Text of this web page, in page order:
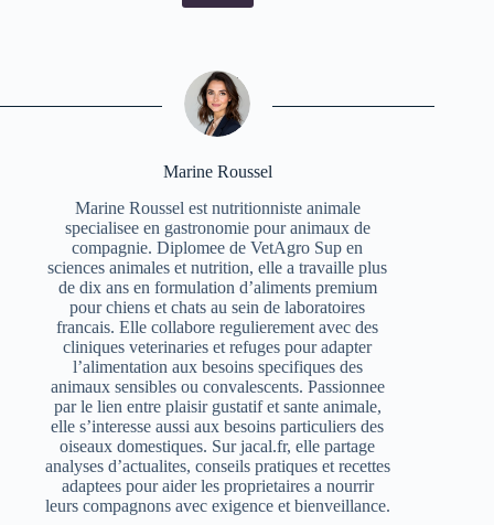
Marine Roussel
Marine Roussel est nutritionniste animale
specialisee en gastronomie pour animaux de
compagnie. Diplomee de VetAgro Sup en
sciences animales et nutrition, elle a travaille plus
de dix ans en formulation d’aliments premium
pour chiens et chats au sein de laboratoires
francais. Elle collabore regulierement avec des
cliniques veterinaries et refuges pour adapter
l’alimentation aux besoins specifiques des
animaux sensibles ou convalescents. Passionnee
par le lien entre plaisir gustatif et sante animale,
elle s’interesse aussi aux besoins particuliers des
oiseaux domestiques. Sur jacal.fr, elle partage
analyses d’actualites, conseils pratiques et recettes
adaptees pour aider les proprietaires a nourrir
leurs compagnons avec exigence et bienveillance.